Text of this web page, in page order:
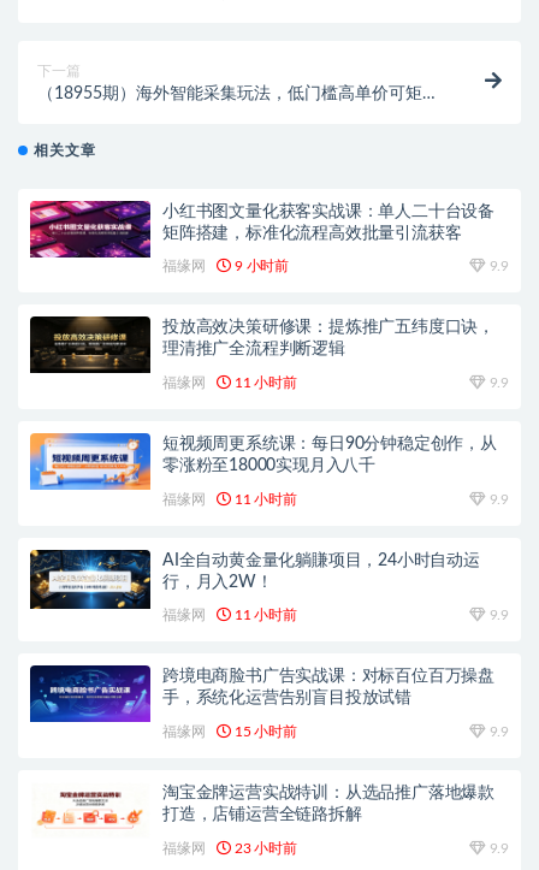
下一篇
（18955期）海外智能采集玩法，低门槛高单价可矩
相关文章
小红书图文量化获客实战课：单人二十台设备
矩阵搭建，标准化流程高效批量引流获客
福缘网 9 小时前 9.9
投放高效决策研修课：提炼推广五纬度口诀，
理清推广全流程判断逻辑
福缘网 11 小时前 9.9
短视频周更系统课：每日90分钟稳定创作，从
零涨粉至18000实现月入八千
福缘网 11 小时前 9.9
AI全自动黄金量化躺賺项目，24小时自动运
行，月入2W！
福缘网 11 小时前 9.9
跨境电商脸书广告实战课：对标百位百万操盘
手，系统化运营告别盲目投放试错
福缘网 15 小时前 9.9
淘宝金牌运营实战特训：从选品推广落地爆款
打造，店铺运营全链路拆解
福缘网 23 小时前 9.9